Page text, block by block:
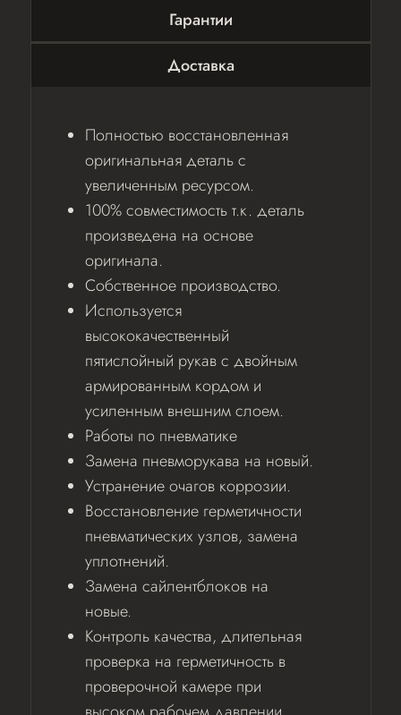
Гарантии
Доставка
Полностью восстановленная
оригинальная деталь с
увеличенным ресурсом.
100% совместимость т.к. деталь
произведена на основе
оригинала.
Собственное производство.
Используется
высококачественный
пятислойный рукав с двойным
армированным кордом и
усиленным внешним слоем.
Работы по пневматике
Замена пневморукава на новый.
Устранение очагов коррозии.
Восстановление герметичности
пневматических узлов, замена
уплотнений.
Замена сайлентблоков на
новые.
Контроль качества, длительная
проверка на герметичность в
проверочной камере при